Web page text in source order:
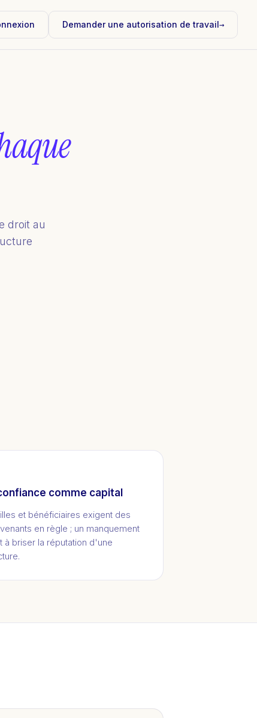
Demander une autorisation de travail→
droit au
comme capital
et bénéficiaires exigent des
en règle ; un manquement
à briser la réputation d'une